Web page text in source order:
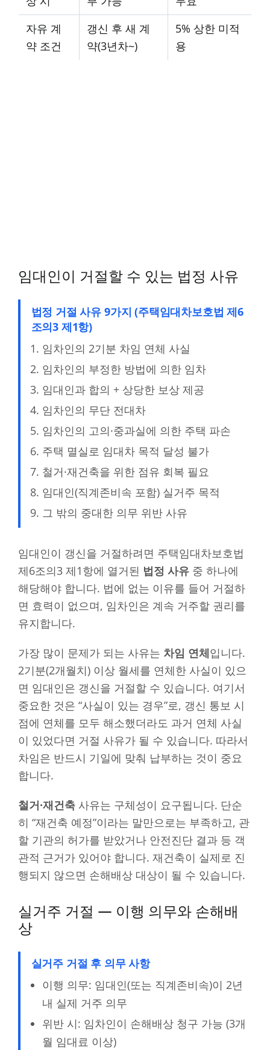
자유 계
약 조건
갱신 후 새 계
약(3년차~)
5% 상한 미적
용
임대인이 거절할 수 있는 법정 사유
법정 거절 사유 9가지 (주택임대차보호법 제6
조의3 제1항)
임차인의 2기분 차임 연체 사실
임차인의 부정한 방법에 의한 임차
임대인과 합의 + 상당한 보상 제공
임차인의 무단 전대차
임차인의 고의·중과실에 의한 주택 파손
주택 멸실로 임대차 목적 달성 불가
철거·재건축을 위한 점유 회복 필요
임대인(직계존비속 포함) 실거주 목적
그 밖의 중대한 의무 위반 사유
임대인이 갱신을 거절하려면 주택임대차보호법
제6조의3 제1항에 열거된 법정 사유 중 하나에
해당해야 합니다. 법에 없는 이유를 들어 거절하
면 효력이 없으며, 임차인은 계속 거주할 권리를
유지합니다.
가장 많이 문제가 되는 사유는 차임 연체입니다.
2기분(2개월치) 이상 월세를 연체한 사실이 있으
면 임대인은 갱신을 거절할 수 있습니다. 여기서
중요한 것은 “사실이 있는 경우”로, 갱신 통보 시
점에 연체를 모두 해소했더라도 과거 연체 사실
이 있었다면 거절 사유가 될 수 있습니다. 따라서
차임은 반드시 기일에 맞춰 납부하는 것이 중요
합니다.
철거·재건축 사유는 구체성이 요구됩니다. 단순
히 “재건축 예정”이라는 말만으로는 부족하고, 관
할 기관의 허가를 받았거나 안전진단 결과 등 객
관적 근거가 있어야 합니다. 재건축이 실제로 진
행되지 않으면 손해배상 대상이 될 수 있습니다.
실거주 거절 — 이행 의무와 손해배
상
실거주 거절 후 의무 사항
이행 의무: 임대인(또는 직계존비속)이 2년
내 실제 거주 의무
위반 시: 임차인이 손해배상 청구 가능 (3개
월 임대료 이상)